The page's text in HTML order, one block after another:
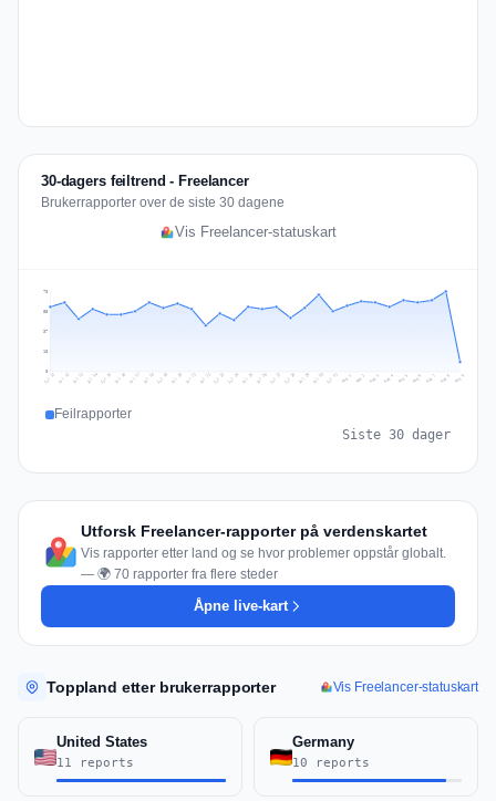
30-dagers feiltrend - Freelancer
Brukerrapporter over de siste 30 dagene
Vis Freelancer-statuskart
18
37
55
73
Jul 11 Jul 12 Jul 13 Jul 14 Jul 15 Jul 16 Jul 17 Jul 18 Jul 19 Jul 20 Jul 21 Jul 22 Jul 23 Jul 24 Jul 25 Jul 26 Jul 27 Jul 28 Jul 29 Jul 30 Jul 31 Aug 1 Aug 2 Aug 3 Aug 4 Aug 5 Aug 6 Aug 7 Aug 8 Aug 9
Feilrapporter
Siste 30 dager
Utforsk Freelancer-rapporter på verdenskartet
Vis rapporter etter land og se hvor problemer oppstår globalt.
— 🌍 70 rapporter fra flere steder
Åpne live-kart
Toppland etter brukerrapporter Vis Freelancer-statuskart
United States
11 reports
Germany
10 reports